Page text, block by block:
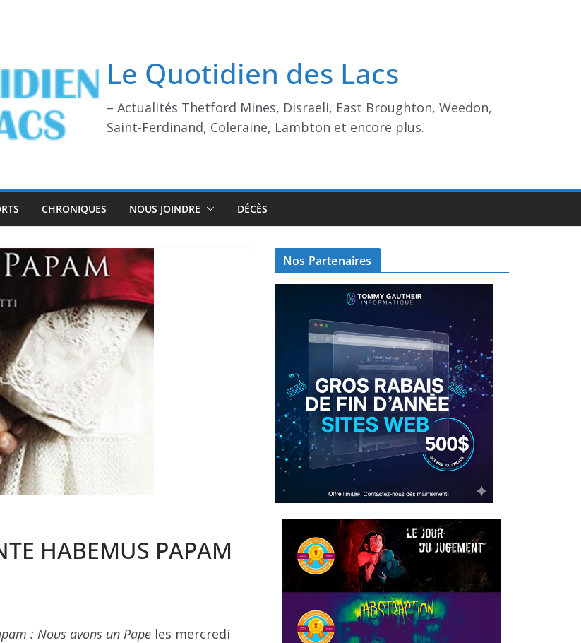
Le Quotidien des Lacs
– Actualités Thetford Mines, Disraeli, East Broughton, Weedon,
Saint-Ferdinand, Coleraine, Lambton et encore plus.
CHRONIQUES NOUS JOINDRE DÉCÈS
HABEMUS PAPAM
: Nous avons un Pape les mercredi
Nos Partenaires